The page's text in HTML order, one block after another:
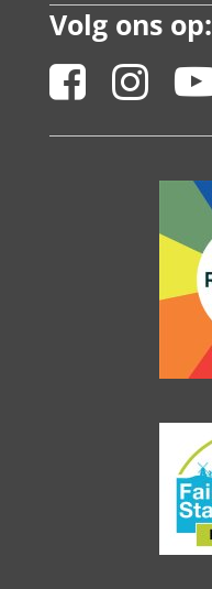
Volg ons op: